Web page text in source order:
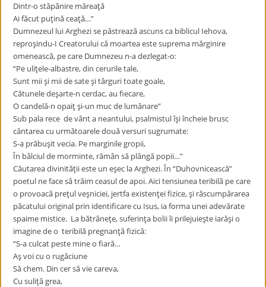
Dintr-o stăpânire măreaţă
Ai făcut puţină ceaţă…”
Dumnezeul lui Arghezi se păstrează ascuns ca biblicul Iehova,
reproşindu-I Creatorului că moartea este suprema mărginire
omenească, pe care Dumnezeu n-a dezlegat-o:
“Pe uliţele-albastre, din cerurile tale,
Sunt mii şi mii de sate şi târguri toate goale,
Cătunele deşarte-n cerdac, au fiecare,
O candelă-n opaiţ şi-un muc de lumânare”
Sub pala rece de vânt a neantului, psalmistul îşi încheie brusc
cântarea cu următoarele două versuri sugrumate:
S-a prăbuşit vecia. Pe marginile gropii,
În bâlciul de morminte, rămân să plângă popii…”
Căutarea divinităţii este un eşec la Arghezi. În “Duhovnicească”
poetul ne face să trăim ceasul de apoi. Aici tensiunea teribilă pe care
o provoacă preţul veşniciei, jertfa existenţei fizice, şi răscumpărarea
păcatului original prin identificare cu Isus, ia forma unei adevărate
spaime mistice. La bătrâneţe, suferinţa bolii îi prilejuieşte iarăşi o
imagine de o teribilă pregnanţă fizică:
“S-a culcat peste mine o fiară…
Aş voi cu o rugăciune
Să chem. Din cer să vie careva,
Cu suliţă grea,